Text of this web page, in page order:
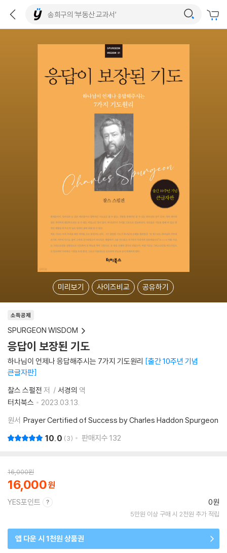
미리보기 사이즈비교 공유하기
소득공제
SPURGEON WISDOM
응답이 보장된 기도
하나님이 언제나 응답해주시는 7가지 기도원리 출간 10주년 기념
큰글자판
찰스 스펄전 저 서경의 역
터치북스
2023.03.13.
원서 Prayer Certified of Success by Charles Haddon Spurgeon
10.0 3 판매지수 132
16,000원
16,000
YES포인트 0원
5만원 이상 구매 시 2천원 추가 적립
앱 다운 시 1천원 상품권